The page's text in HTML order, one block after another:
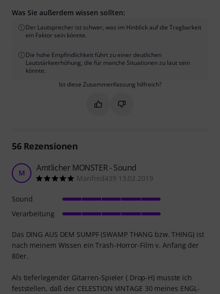
Was Sie außerdem wissen sollten:
Der Lautsprecher ist schwer, was im Hinblick auf die Tragbarkeit
ein Faktor sein könnte.
Die hohe Empfindlichkeit führt zu einer deutlichen
Lautstärkeerhöhung, die für manche Situationen zu laut sein
könnte.
Ist diese Zusammenfassung hilfreich?
Markieren Sie diese
Markieren Sie diese
56Rezensionen
M Amtlicher MONSTER - Sound
Manfred439 13.02.2019
Das DING AUS DEM SUMPF (SWAMP THANG bzw. THING) ist
nach meinem Wissen ein Trash-Horror-Film v. Anfang der
80er.
Als tieferlegender Gitarren-Spieler ( Drop-H) musste ich
feststellen, daß der CELESTION VINTAGE 30 meines ENGL-
Sound
Verarbeitung